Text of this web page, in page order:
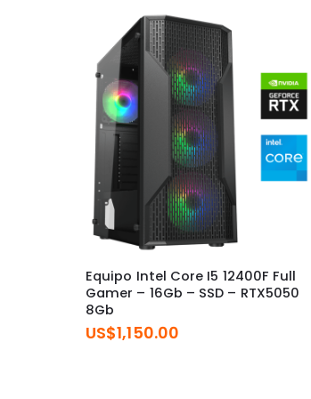
Equipo Intel Core I5 12400F Full
Gamer – 16Gb – SSD – RTX5050
8Gb
US$1,150.00